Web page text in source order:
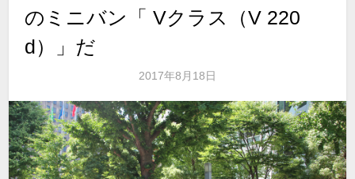
のミニバン「 Vクラス（V 220
d）」だ
2017年8月18日